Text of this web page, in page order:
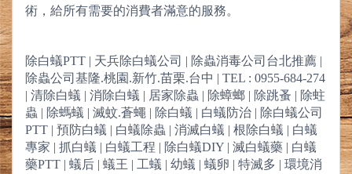
術，給所有需要的消費者滿意的服務。
除白蟻PTT | 天兵除白蟻公司 | 除蟲消毒公司台北推薦 |
除蟲公司基隆.桃園.新竹.苗栗.台中 | TEL : 0955-684-274
| 清除白蟻 | 消除白蟻 | 居家除蟲 | 除蟑螂 | 除跳蚤 | 除蛀
蟲 | 除螞蟻 | 滅蚊.蒼蠅 | 除白蟻 | 白蟻防治 | 除白蟻公司
PTT | 預防白蟻 | 白蟻除蟲 | 消滅白蟻 | 根除白蟻 | 白蟻
專家 | 抓白蟻 | 白蟻工程 | 除白蟻DIY | 滅白蟻藥 | 白蟻
藥PTT | 蟻后 | 蟻王 | 工蟻 | 幼蟻 | 蟻卵 | 特滅多 | 環境消